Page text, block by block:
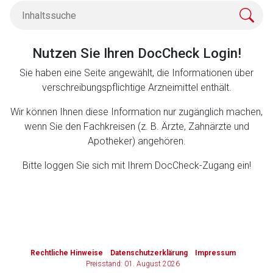
Nutzen Sie Ihren DocCheck Login!
Sie haben eine Seite angewählt, die Informationen über
verschreibungspflichtige Arzneimittel enthält.
Wir können Ihnen diese Information nur zugänglich machen,
wenn Sie den Fachkreisen (z. B. Ärzte, Zahnärzte und
Apotheker) angehören.
Bitte loggen Sie sich mit Ihrem DocCheck-Zugang ein!
Rechtliche Hinweise Datenschutzerklärung
Impressum
Preisstand: 01. August 2026